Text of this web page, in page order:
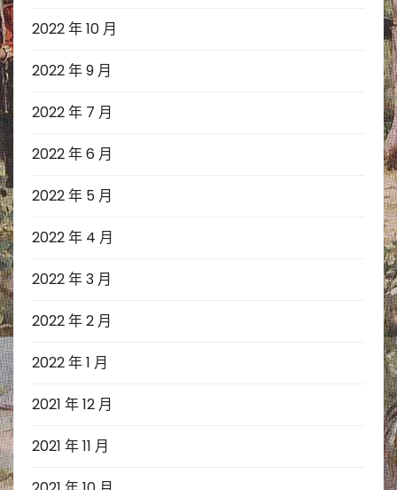
2022 年 10 月
2022 年 9 月
2022 年 7 月
2022 年 6 月
2022 年 5 月
2022 年 4 月
2022 年 3 月
2022 年 2 月
2022 年 1 月
2021 年 12 月
2021 年 11 月